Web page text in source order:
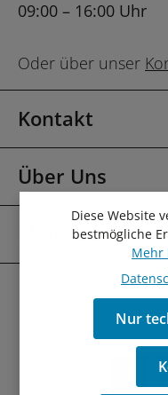
09:00 – 16:00 Uhr
Oder über unser
Kontakt
Über Uns
Mehr Über
Diese Website
bestmögliche
Mehr
Nur